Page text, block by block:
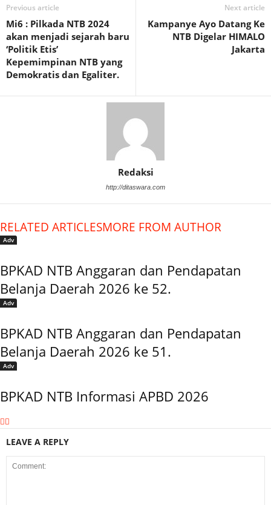
Previous article
Mi6 : Pilkada NTB 2024
akan menjadi sejarah baru
‘Politik Etis’
Kepemimpinan NTB yang
Demokratis dan Egaliter.
Next article
Kampanye Ayo Datang Ke
NTB Digelar HIMALO
Jakarta
Redaksi
http://ditaswara.com
RELATED ARTICLESMORE FROM AUTHOR
Adv
BPKAD NTB Anggaran dan Pendapatan
Belanja Daerah 2026 ke 52.
Adv
BPKAD NTB Anggaran dan Pendapatan
Belanja Daerah 2026 ke 51.
Adv
BPKAD NTB Informasi APBD 2026
LEAVE A REPLY